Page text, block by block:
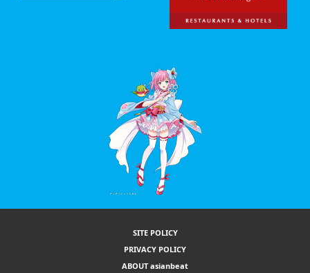
SITE POLICY
PRIVACY POLICY
ABOUT asianbeat